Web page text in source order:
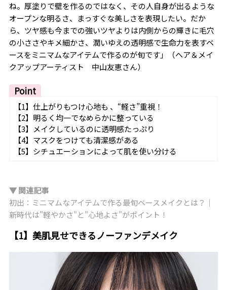
ね。厚塗りで壁を作るのではなく、その人自身が出るような
オープンな明るさ、まっすぐな美しさを表現したい。だか
ら、ツヤ感も今までの強いツヤよりは内側からの輝きに毛穴
の小ささやキメ細かさ、潤いゆえの透明感で生命力を表すベ
ースをミニマムなアイテムで作るのが旬です」（ヘア＆メイ
クアップアーティスト 中山友恵さん）
Point
【1】仕上がりもつけ心地も 、“軽さ”重視！
【2】明るく均一でなめらかに整っている
【3】メイクしているのに透明感たっぷり
【4】マスクをつけても清潔感がある
【5】シチュエーションによって肌を使い分ける
▼ 関連記事
初出：ミニマムなアイテムで作る最旬ベースメイクとは？｜
新時代は"軽やかさ"と"心地よさ"がポイント！
【1】美肌見せできるノーファンデメイク